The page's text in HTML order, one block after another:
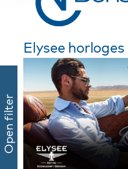
Open filter
Elysee horloges